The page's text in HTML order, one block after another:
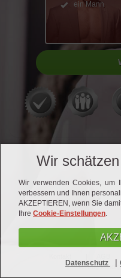
ein Mann
Vertrag
Wir
Wir verwenden Cookies, um
verbessern und Ihnen
AKZEPTIEREN, wenn Sie
Ihre Cookie-Einstellungen.
Datenschutz |